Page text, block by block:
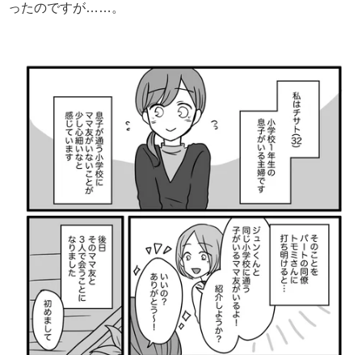
ったのですが……。